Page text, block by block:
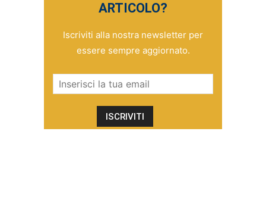
ARTICOLO?
Iscriviti alla nostra newsletter per
essere sempre aggiornato.